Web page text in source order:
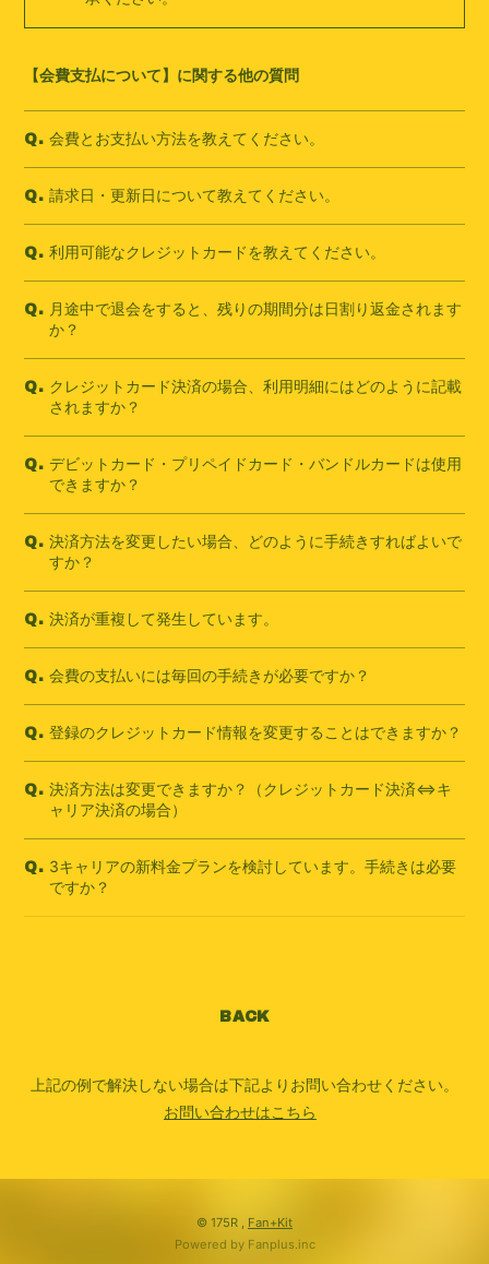
【会費支払について】に関する他の質問
Q. 会費とお支払い方法を教えてください。
Q. 請求日・更新日について教えてください。
Q. 利用可能なクレジットカードを教えてください。
Q. 月途中で退会をすると、残りの期間分は日割り返金されます
か？
Q. クレジットカード決済の場合、利用明細にはどのように記載
されますか？
Q. デビットカード・プリペイドカード・バンドルカードは使用
できますか？
Q. 決済方法を変更したい場合、どのように手続きすればよいで
すか？
Q. 決済が重複して発生しています。
Q. 会費の支払いには毎回の手続きが必要ですか？
Q. 登録のクレジットカード情報を変更することはできますか？
Q. 決済方法は変更できますか？（クレジットカード決済⇔キ
ャリア決済の場合）
Q. 3キャリアの新料金プランを検討しています。手続きは必要
ですか？
BACK
上記の例で解決しない場合は下記よりお問い合わせください。
お問い合わせはこちら
© 175R , Fan+Kit
Powered by Fanplus.inc